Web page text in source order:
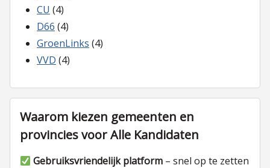
CU (4)
D66 (4)
GroenLinks (4)
VVD (4)
Waarom kiezen gemeenten en
provincies voor Alle Kandidaten
Gebruiksvriendelijk platform – snel op te zetten